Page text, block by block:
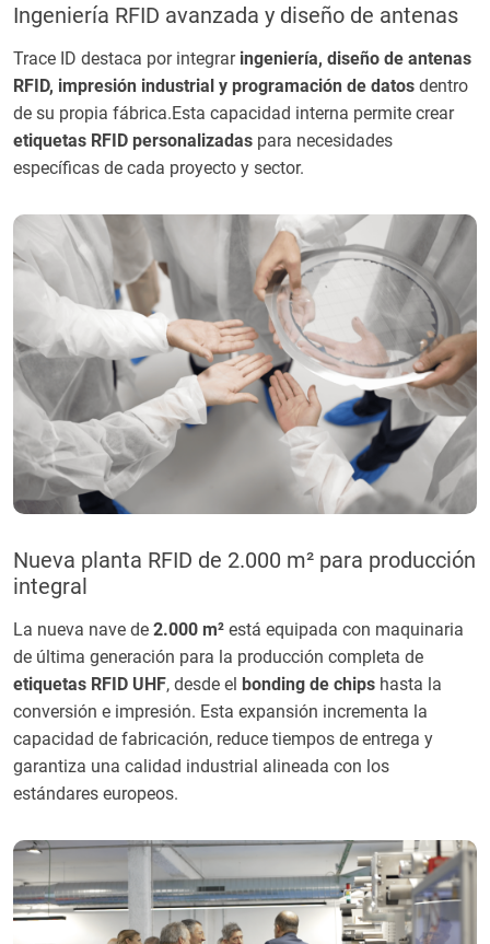
Ingeniería RFID avanzada y diseño de antenas
Trace ID destaca por integrar ingeniería, diseño de antenas
RFID, impresión industrial y programación de datos dentro
de su propia fábrica.Esta capacidad interna permite crear
etiquetas RFID personalizadas para necesidades
específicas de cada proyecto y sector.
Nueva planta RFID de 2.000 m² para producción
integral
La nueva nave de 2.000 m² está equipada con maquinaria
de última generación para la producción completa de
etiquetas RFID UHF, desde el bonding de chips hasta la
conversión e impresión. Esta expansión incrementa la
capacidad de fabricación, reduce tiempos de entrega y
garantiza una calidad industrial alineada con los
estándares europeos.